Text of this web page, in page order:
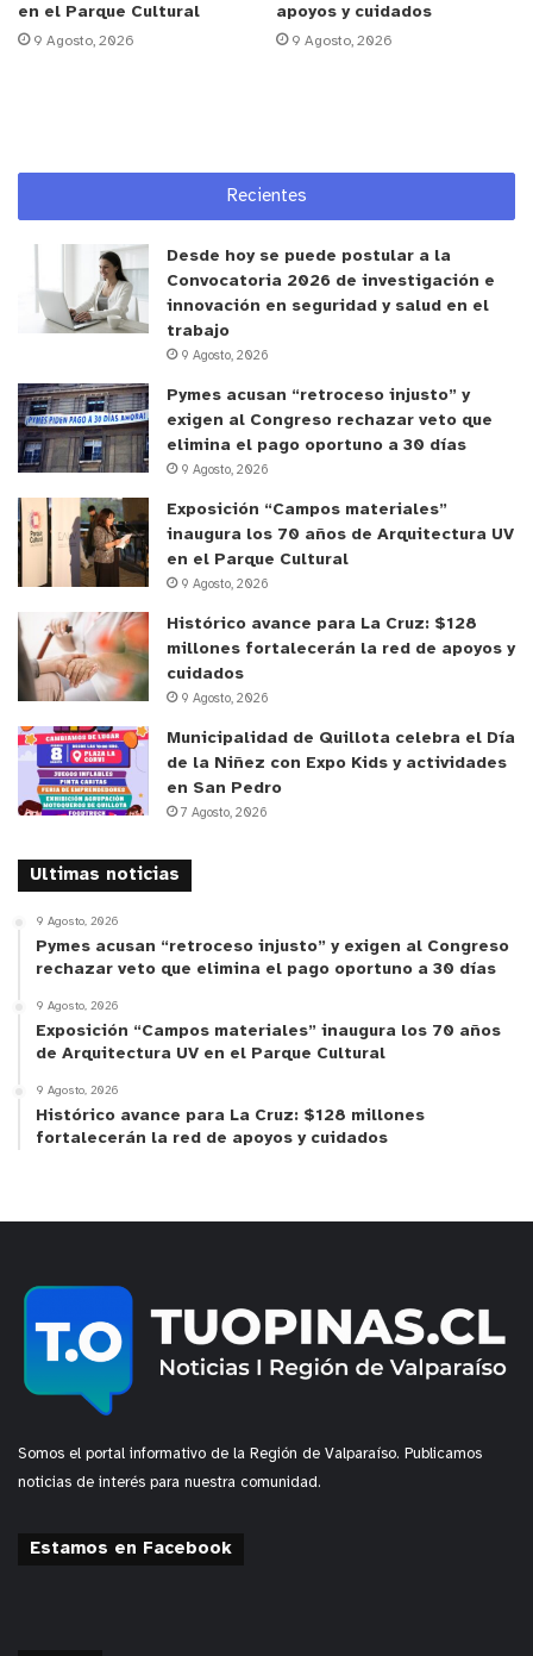
LaDra. Macarena Sobarzo, inmunóloga de Clínica
Ciudad del Mar
explica que las patologías más
habituales se encuentran los ácaros del polvo,
pólenes de árboles como el plátano oriental,
Asimismo, el
Dr. Jorge Yáñez, broncopulmonar de
Clínica Biobío
, detalla que, desde la perspectiva
respiratoria, se presenta congestión, estornudos y
picazón en la parte nasal. Además, si existen
patologías como el asma, puede haber mayor
sintomatología si no se realiza un adecuado
control de la vía aérea superior, en este caso de la
nariz.
¿Quiénes son los más afectados?
Este tipo de alergias de primavera y verano, en
general, se presentan en un 20% a un 25% de la
población mundial. La
inmunóloga de Clínica Biobío,dice que hay algunos
grupos etarios como niños, adolescentes y adultos
jóvenes, que suelen ser mayormente afectados.
manifestarse a cualquier edad.
“En las alergias respiratorias, siempre existe una
predisposición genética. Hay mucha más tendencia
a heredarla en el caso de tener a padres con esta
condición, es del 50% cuando solo uno lo es y en
torno al 80% en el caso de que ambos lo sean”,
detalla el doctor Readi.
“Por otro lado, aquellas personas que tienen
fuera de casa, se ven más afectados por los
¿Cómo disminuir los síntomas de la alergia?
Si bien no se puede evitar estar en contacto con
estos alérgenos, la inmunóloga de Clínica Santa
María entrega algunas pautas para tener menos
síntomas.
en el Parque Cultural
9 Agosto, 2026
apoyos y cuidados
9 Agosto, 2026
Recientes
Desde hoy se puede postular a la
Convocatoria 2026 de investigación e
innovación en seguridad y salud en el
trabajo
9 Agosto, 2026
Pymes acusan “retroceso injusto” y
exigen al Congreso rechazar veto que
elimina el pago oportuno a 30 días
9 Agosto, 2026
Exposición “Campos materiales”
inaugura los 70 años de Arquitectura UV
en el Parque Cultural
9 Agosto, 2026
Histórico avance para La Cruz: $128
millones fortalecerán la red de apoyos y
cuidados
9 Agosto, 2026
Municipalidad de Quillota celebra el Día
de la Niñez con Expo Kids y actividades
en San Pedro
7 Agosto, 2026
Ultimas noticias
9 Agosto, 2026
Pymes acusan “retroceso injusto” y exigen al Congreso
rechazar veto que elimina el pago oportuno a 30 días
9 Agosto, 2026
Exposición “Campos materiales” inaugura los 70 años
de Arquitectura UV en el Parque Cultural
9 Agosto, 2026
Histórico avance para La Cruz: $128 millones
fortalecerán la red de apoyos y cuidados
Somos el portal informativo de la Región de Valparaíso. Publicamos
noticias de interés para nuestra comunidad.
Estamos en Facebook